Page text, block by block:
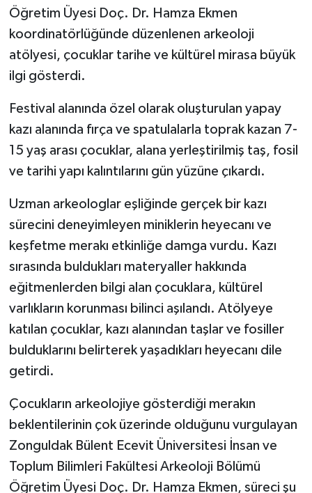
Öğretim Üyesi Doç. Dr. Hamza Ekmen
koordinatörlüğünde düzenlenen arkeoloji
atölyesi, çocuklar tarihe ve kültürel mirasa büyük
ilgi gösterdi.
Festival alanında özel olarak oluşturulan yapay
kazı alanında fırça ve spatulalarla toprak kazan 7-
15 yaş arası çocuklar, alana yerleştirilmiş taş, fosil
ve tarihi yapı kalıntılarını gün yüzüne çıkardı.
Uzman arkeologlar eşliğinde gerçek bir kazı
sürecini deneyimleyen miniklerin heyecanı ve
keşfetme merakı etkinliğe damga vurdu. Kazı
sırasında buldukları materyaller hakkında
eğitmenlerden bilgi alan çocuklara, kültürel
varlıkların korunması bilinci aşılandı. Atölyeye
katılan çocuklar, kazı alanından taşlar ve fosiller
bulduklarını belirterek yaşadıkları heyecanı dile
getirdi.
Çocukların arkeolojiye gösterdiği merakın
beklentilerinin çok üzerinde olduğunu vurgulayan
Zonguldak Bülent Ecevit Üniversitesi İnsan ve
Toplum Bilimleri Fakültesi Arkeoloji Bölümü
Öğretim Üyesi Doç. Dr. Hamza Ekmen, süreci şu